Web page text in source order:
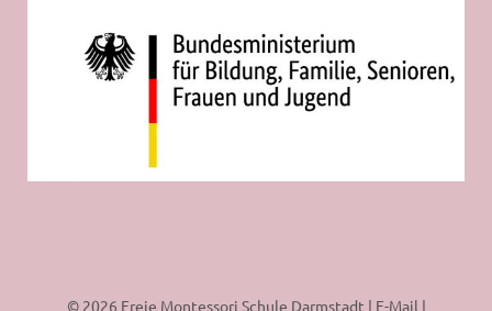
© 2026 Freie Montessori Schule Darmstadt | E-Mail |